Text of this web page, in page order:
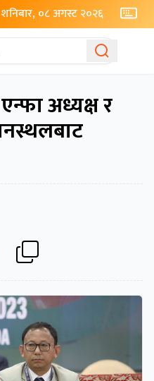
शनिबार, ०८ अगस्ट २०२६
अध्यक्ष र